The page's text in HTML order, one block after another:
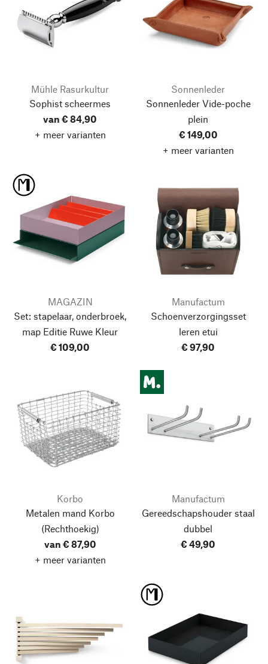
Mühle Rasurkultur
Sophist scheermes
van € 84,90
+ meer varianten
Sonnenleder
Sonnenleder Vide-poche
plein
€ 149,00
+ meer varianten
MAGAZIN
Set: stapelaar, onderbroek,
map Editie Ruwe Kleur
€ 109,00
Manufactum
Schoenverzorgingsset
leren etui
€ 97,90
Korbo
Metalen mand Korbo
(Rechthoekig)
van € 87,90
+ meer varianten
Manufactum
Gereedschapshouder staal
dubbel
€ 49,90